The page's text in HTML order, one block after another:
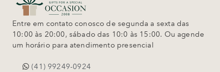
Entre em contato conosco de segunda a sexta das
10:00 às 20:00, sábado das 10:0 às 15:00. Ou agende
um horário para atendimento presencial
(41) 99249-0924